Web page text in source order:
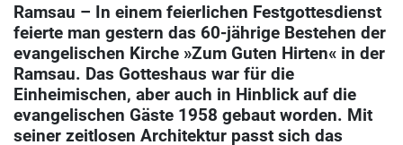
Ramsau – In einem feierlichen Festgottesdienst
feierte man gestern das 60-jährige Bestehen der
evangelischen Kirche »Zum Guten Hirten« in der
Ramsau. Das Gotteshaus war für die
Einheimischen, aber auch in Hinblick auf die
evangelischen Gäste 1958 gebaut worden. Mit
seiner zeitlosen Architektur passt sich das